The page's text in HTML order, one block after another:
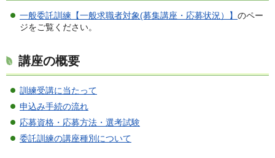
一般委託訓練【一般求職者対象(募集講座・応募状況）】 のペー
ジをご覧ください。
講座の概要
訓練受講に当たって
申込み手続の流れ
応募資格・応募方法・選考試験
委託訓練の講座種別について